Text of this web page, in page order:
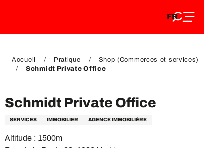
DE
FR
EN
Accueil Pratique
Shop (Commerces et services)
Schmidt Private Office
Schmidt Private Office
SERVICES IMMOBILIER AGENCE IMMOBILIÈRE
Altitude : 1500m